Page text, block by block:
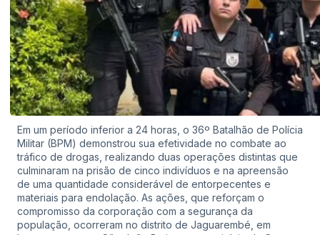
Em um período inferior a 24 horas, o 36º Batalhão de Polícia
Militar (BPM) demonstrou sua efetividade no combate ao
tráfico de drogas, realizando duas operações distintas que
culminaram na prisão de cinco indivíduos e na apreensão
de uma quantidade considerável de entorpecentes e
materiais para endolação. As ações, que reforçam o
compromisso da corporação com a segurança da
população, ocorreram no distrito de Jaguarembé, em